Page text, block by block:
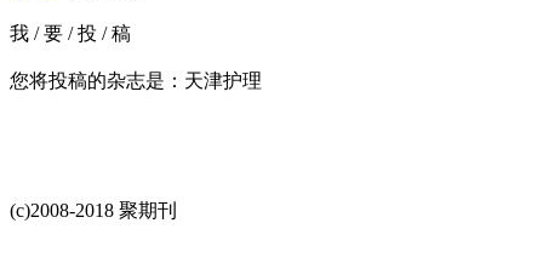
我 /要 /投 /稿
您将投稿的杂志是： 天津护理
(c)2008-2018 聚期刊